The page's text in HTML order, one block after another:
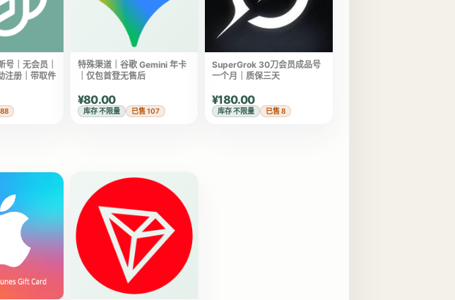
｜无会员｜
注册｜带取件
特殊渠道｜谷歌 Gemini 年卡
｜仅包首登无售后
¥80.00
库存 不限量 已售 107
SuperGrok 30刀会员成品号
一个月｜质保三天
¥180.00
库存 不限量 已售 8